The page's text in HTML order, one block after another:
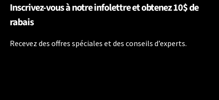
Inscrivez-vous à notre infolettre et obtenez 10$ de
rabais
Recevez des offres spéciales et des conseils d’experts.